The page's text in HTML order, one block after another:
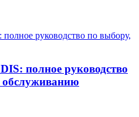
полное руководство
обслуживанию